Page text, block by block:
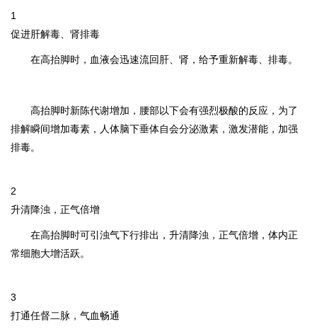
1
促进肝解毒、肾排毒
在高抬脚时，血液会迅速流回肝、肾，给予重新解毒、排毒。
高抬脚时新陈代谢增加，腰部以下会有强烈极酸的反应，为了
排解瞬间增加毒素，人体脑下垂体自会分泌激素，激发潜能，加强
排毒。
2
升清降浊，正气倍增
在高抬脚时可引浊气下行排出，升清降浊，正气倍增，体内正
常细胞大增活跃。
3
打通任督二脉，气血畅通